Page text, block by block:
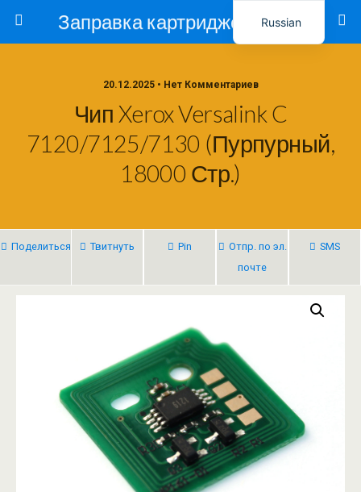
Заправка картриджей в Ташкенте – Тонер-Ресурс
20.12.2025 • Нет Комментариев
Чип Xerox Versalink C
7120/7125/7130 (Пурпурный,
18000 Стр.)
Поделиться Твитнуть Pin
Отпр. по эл.
почте
SMS
Russian
Uzbek